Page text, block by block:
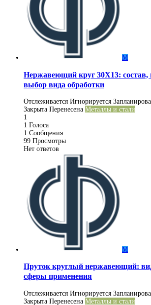
М
Нержавеющий круг 30Х13: состав,
выбор вида обработки
Отслеживается Игнорируется
Закрыта Перенесена Металлы и стали
1
1 Голоса
1 Сообщения
99 Просмотры
Нет ответов
М
Пруток круглый нержавеющий:
сферы применения
Отслеживается Игнорируется
Закрыта Перенесена Металлы и стали